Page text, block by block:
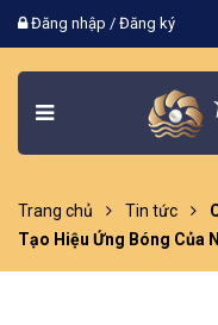
Đăng nhập / Đăng ký
Trang chủ Tin tức
Tạo Hiệu Ứng Bóng Của